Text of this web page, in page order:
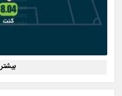
بیشتر